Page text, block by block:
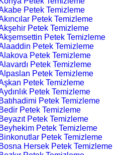
Petek Temizleme
Petek Temizleme
Petek Temizleme
Petek Temizleme
Petek Temizleme
Petek Temizleme
Petek Temizleme
Petek Temizleme
Petek Temizleme
Petek Temizleme
Batıhadimi Petek Temizleme
Bedir Petek Temizleme
Beyazıt Petek Temizleme
Beyhekim Petek Temizleme
Binkonutlar Petek Temizleme
Bosna Hersek Petek Temizleme